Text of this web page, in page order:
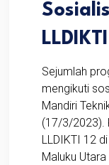
Sejumlah
mengikuti
Mandiri
(17/3/2023).
LLDIKTI 12
Maluku